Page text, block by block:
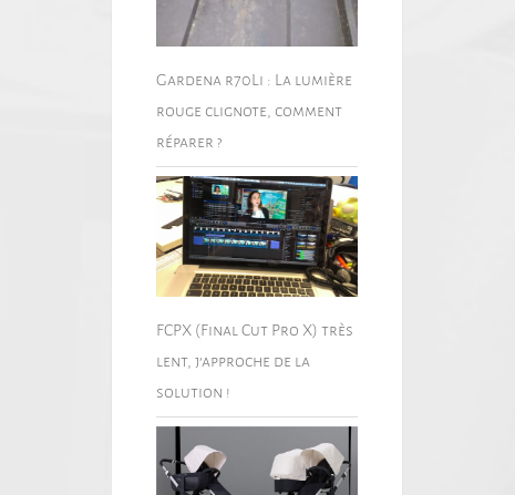
Gardena r70Li : La lumière
rouge clignote, comment
réparer ?
FCPX (Final Cut Pro X) très
lent, j’approche de la
solution !